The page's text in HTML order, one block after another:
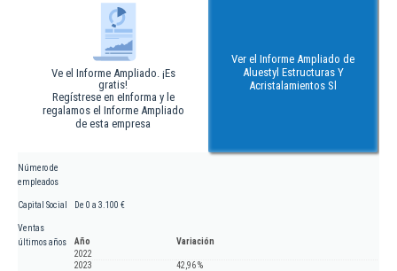
Ve el Informe Ampliado. ¡Es
gratis!
Regístrese en eInforma y le
regalamos el Informe Ampliado
de esta empresa
Ver el Informe Ampliado de
Aluestyl Estructuras Y
Acristalamientos Sl
Número de
empleados
Capital Social De 0 a 3.100 €
Ventas
últimos años
Año
Variación
2022
2023
42,96 %